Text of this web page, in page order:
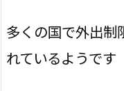
多くの国で外出制
れているようです